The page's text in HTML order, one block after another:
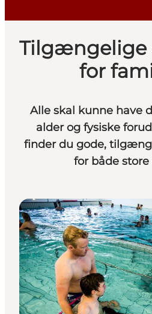
Tilgængelige
for
Alle skal kunne have
alder og fysiske
finder du gode,
for både store